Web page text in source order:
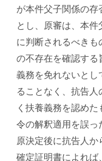
が本件父子関係の
とし、原審は、本
に判断されるべき
の不存在を確認する
義務を免れないとし
ることなく、抗告
く扶養義務を認め
令の解釈適用を誤っ
原決定後に抗告人
確定証明書によれば